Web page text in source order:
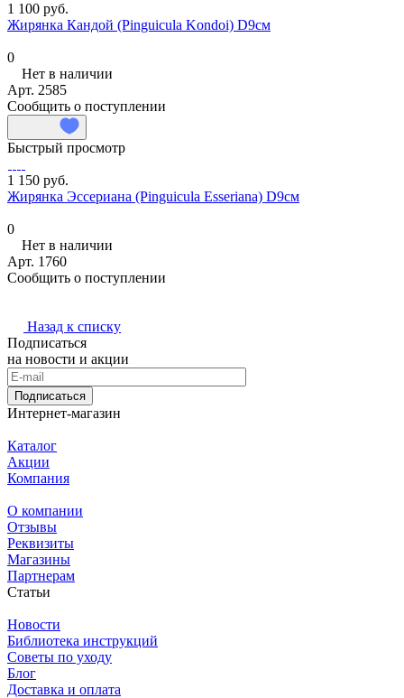
1 100 руб.
Жирянка Кандой (Pinguicula Kondoi) D9см
0
Нет в наличии
Арт. 2585
Сообщить о поступлении
Быстрый просмотр
1 150 руб.
Жирянка Эссериана (Pinguicula Esseriana) D9см
0
Нет в наличии
Арт. 1760
Сообщить о поступлении
Назад к списку
Подписаться
на новости и акции
Подписаться
Интернет-магазин
Каталог
Акции
Компания
О компании
Отзывы
Реквизиты
Магазины
Партнерам
Статьи
Новости
Библиотека инструкций
Советы по уходу
Блог
Доставка и оплата